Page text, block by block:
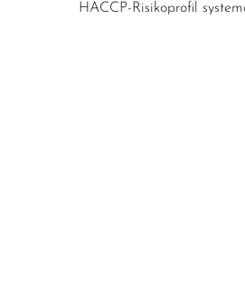
HACCP-Risikoprofil